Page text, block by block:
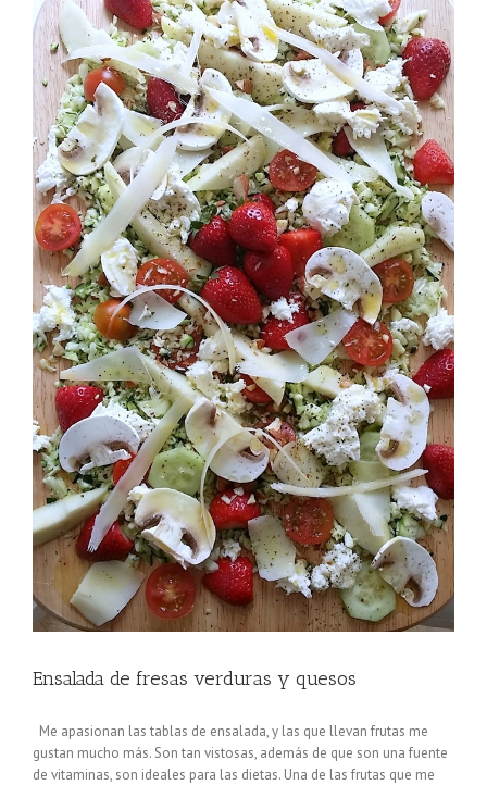
Ensalada de fresas verduras y quesos
Me apasionan las tablas de ensalada, y las que llevan frutas me
gustan mucho más. Son tan vistosas, además de que son una fuente
de vitaminas, son ideales para las dietas. Una de las frutas que me